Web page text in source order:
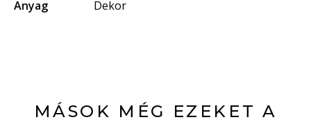
Anyag Dekor
MÁSOK MÉG EZEKET A